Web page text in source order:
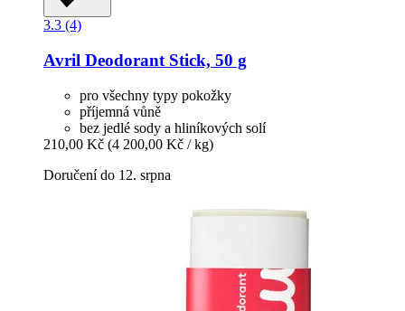
3.3 (4)
Avril Deodorant Stick, 50 g
pro všechny typy pokožky
příjemná vůně
bez jedlé sody a hliníkových solí
210,00 Kč (4 200,00 Kč / kg)
Doručení do 12. srpna